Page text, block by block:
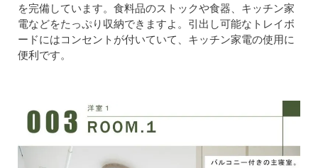
を完備しています。食料品のストックや食器、キッチン家
電などをたっぷり収納できますよ。引出し可能なトレイボ
ードにはコンセントが付いていて、キッチン家電の使用に
便利です。